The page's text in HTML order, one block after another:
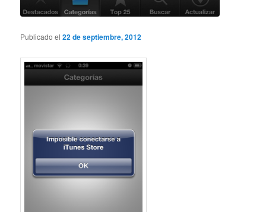
Publicado el22 de septiembre, 2012